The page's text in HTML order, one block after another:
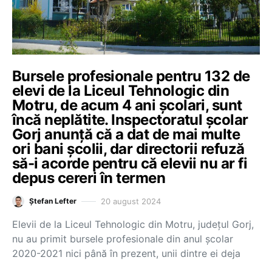
Bursele profesionale pentru 132 de
elevi de la Liceul Tehnologic din
Motru, de acum 4 ani școlari, sunt
încă neplătite. Inspectoratul școlar
Gorj anunță că a dat de mai multe
ori bani școlii, dar directorii refuză
să-i acorde pentru că elevii nu ar fi
depus cereri în termen
Ștefan Lefter 20 august 2024
Elevii de la Liceul Tehnologic din Motru, județul Gorj,
nu au primit bursele profesionale din anul școlar
2020-2021 nici până în prezent, unii dintre ei deja